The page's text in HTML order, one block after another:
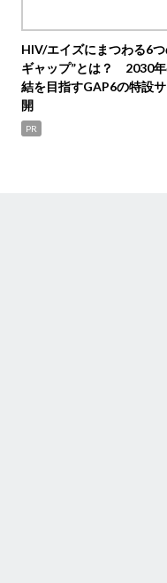
HIV/エイズにまつわる6
ギャップ”とは？ 2030
結を目指すGAP6の特設
開
PR